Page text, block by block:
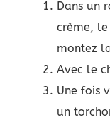
Dans un
crème,
montez
Avec le
Une fois
un